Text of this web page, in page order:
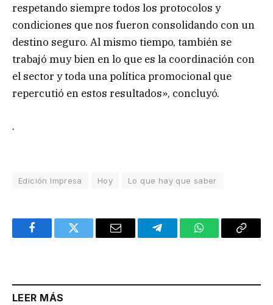
respetando siempre todos los protocolos y
condiciones que nos fueron consolidando con un
destino seguro. Al mismo tiempo, también se
trabajó muy bien en lo que es la coordinación con
el sector y toda una política promocional que
repercutió en estos resultados», concluyó.
.
Edición Impresa Hoy Lo que hay que saber
FacebookTwitter Email TelegramWhatsAppCopy
LEER MÁS